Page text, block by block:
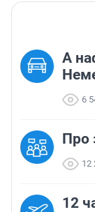
А
6
Про
12
12